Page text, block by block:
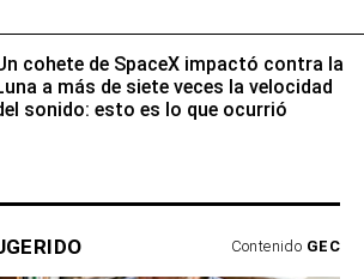
cohete de SpaceX impactó contra la
a más de siete veces la velocidad
sonido: esto es lo que ocurrió
Contenido GEC